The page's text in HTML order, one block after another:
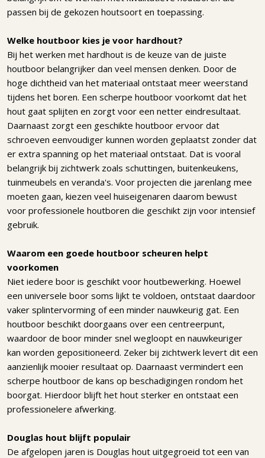
passen bij de gekozen houtsoort en toepassing.
Welke houtboor kies je voor hardhout?
Bij het werken met hardhout is de keuze van de juiste
houtboor belangrijker dan veel mensen denken. Door de
hoge dichtheid van het materiaal ontstaat meer weerstand
tijdens het boren. Een scherpe houtboor voorkomt dat het
hout gaat splijten en zorgt voor een netter eindresultaat.
Daarnaast zorgt een geschikte houtboor ervoor dat
schroeven eenvoudiger kunnen worden geplaatst zonder dat
er extra spanning op het materiaal ontstaat. Dat is vooral
belangrijk bij zichtwerk zoals schuttingen, buitenkeukens,
tuinmeubels en veranda's. Voor projecten die jarenlang mee
moeten gaan, kiezen veel huiseigenaren daarom bewust
voor professionele houtboren die geschikt zijn voor intensief
gebruik.
Waarom een goede houtboor scheuren helpt
voorkomen
Niet iedere boor is geschikt voor houtbewerking. Hoewel
een universele boor soms lijkt te voldoen, ontstaat daardoor
vaker splintervorming of een minder nauwkeurig gat. Een
houtboor beschikt doorgaans over een centreerpunt,
waardoor de boor minder snel wegloopt en nauwkeuriger
kan worden gepositioneerd. Zeker bij zichtwerk levert dit een
aanzienlijk mooier resultaat op. Daarnaast vermindert een
scherpe houtboor de kans op beschadigingen rondom het
boorgat. Hierdoor blijft het hout sterker en ontstaat een
professionelere afwerking.
Douglas hout blijft populair
De afgelopen jaren is Douglas hout uitgegroeid tot een van